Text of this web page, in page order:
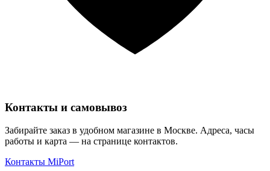
Контакты и самовывоз
Забирайте заказ в удобном магазине в Москве. Адреса, часы
работы и карта — на странице контактов.
Контакты MiPort